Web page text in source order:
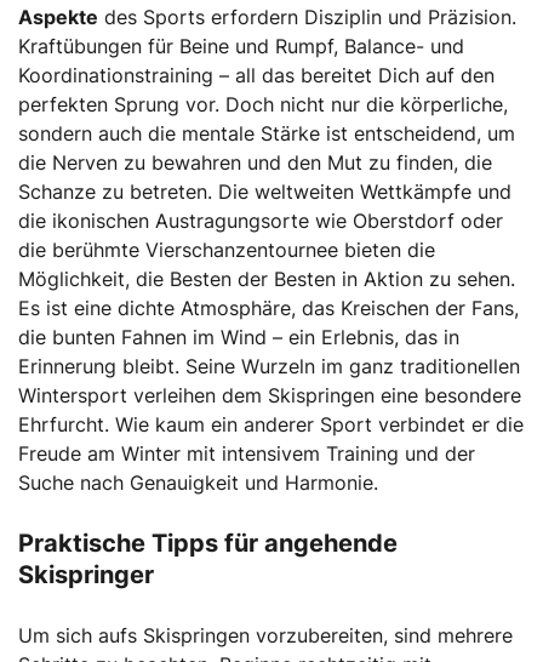
Aspekte des Sports erfordern Disziplin und Präzision.
Kraftübungen für Beine und Rumpf, Balance- und
Koordinationstraining – all das bereitet Dich auf den
perfekten Sprung vor. Doch nicht nur die körperliche,
sondern auch die mentale Stärke ist entscheidend, um
die Nerven zu bewahren und den Mut zu finden, die
Schanze zu betreten. Die weltweiten Wettkämpfe und
die ikonischen Austragungsorte wie Oberstdorf oder
die berühmte Vierschanzentournee bieten die
Möglichkeit, die Besten der Besten in Aktion zu sehen.
Es ist eine dichte Atmosphäre, das Kreischen der Fans,
die bunten Fahnen im Wind – ein Erlebnis, das in
Erinnerung bleibt. Seine Wurzeln im ganz traditionellen
Wintersport verleihen dem Skispringen eine besondere
Ehrfurcht. Wie kaum ein anderer Sport verbindet er die
Freude am Winter mit intensivem Training und der
Suche nach Genauigkeit und Harmonie.
Praktische Tipps für angehende
Skispringer
Um sich aufs Skispringen vorzubereiten, sind mehrere